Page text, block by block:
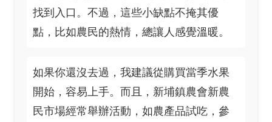
找到入口。不過，這些小缺點不掩其優
點，比如農民的熱情，總讓人感覺溫暖。
如果你還沒去過，我建議從購買當季水果
開始，容易上手。而且，新埔鎮農會新農
民市場經常舉辦活動，如農產品試吃，參